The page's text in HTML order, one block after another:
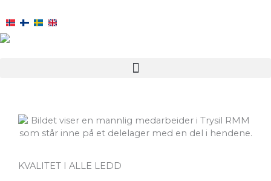
rett
til
innholdet
KVALITET I ALLE LEDD